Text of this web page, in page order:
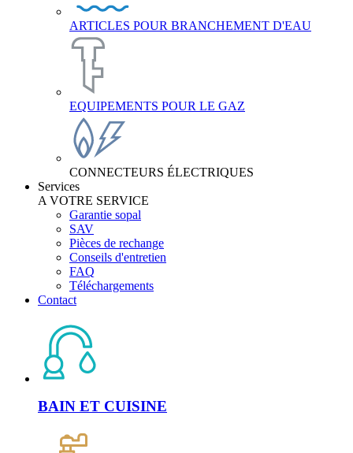
ARTICLES POUR BRANCHEMENT D'EAU
EQUIPEMENTS POUR LE GAZ
CONNECTEURS ÉLECTRIQUES
Services
A VOTRE SERVICE
Garantie sopal
SAV
Pièces de rechange
Conseils d'entretien
FAQ
Téléchargements
Contact
BAIN ET CUISINE